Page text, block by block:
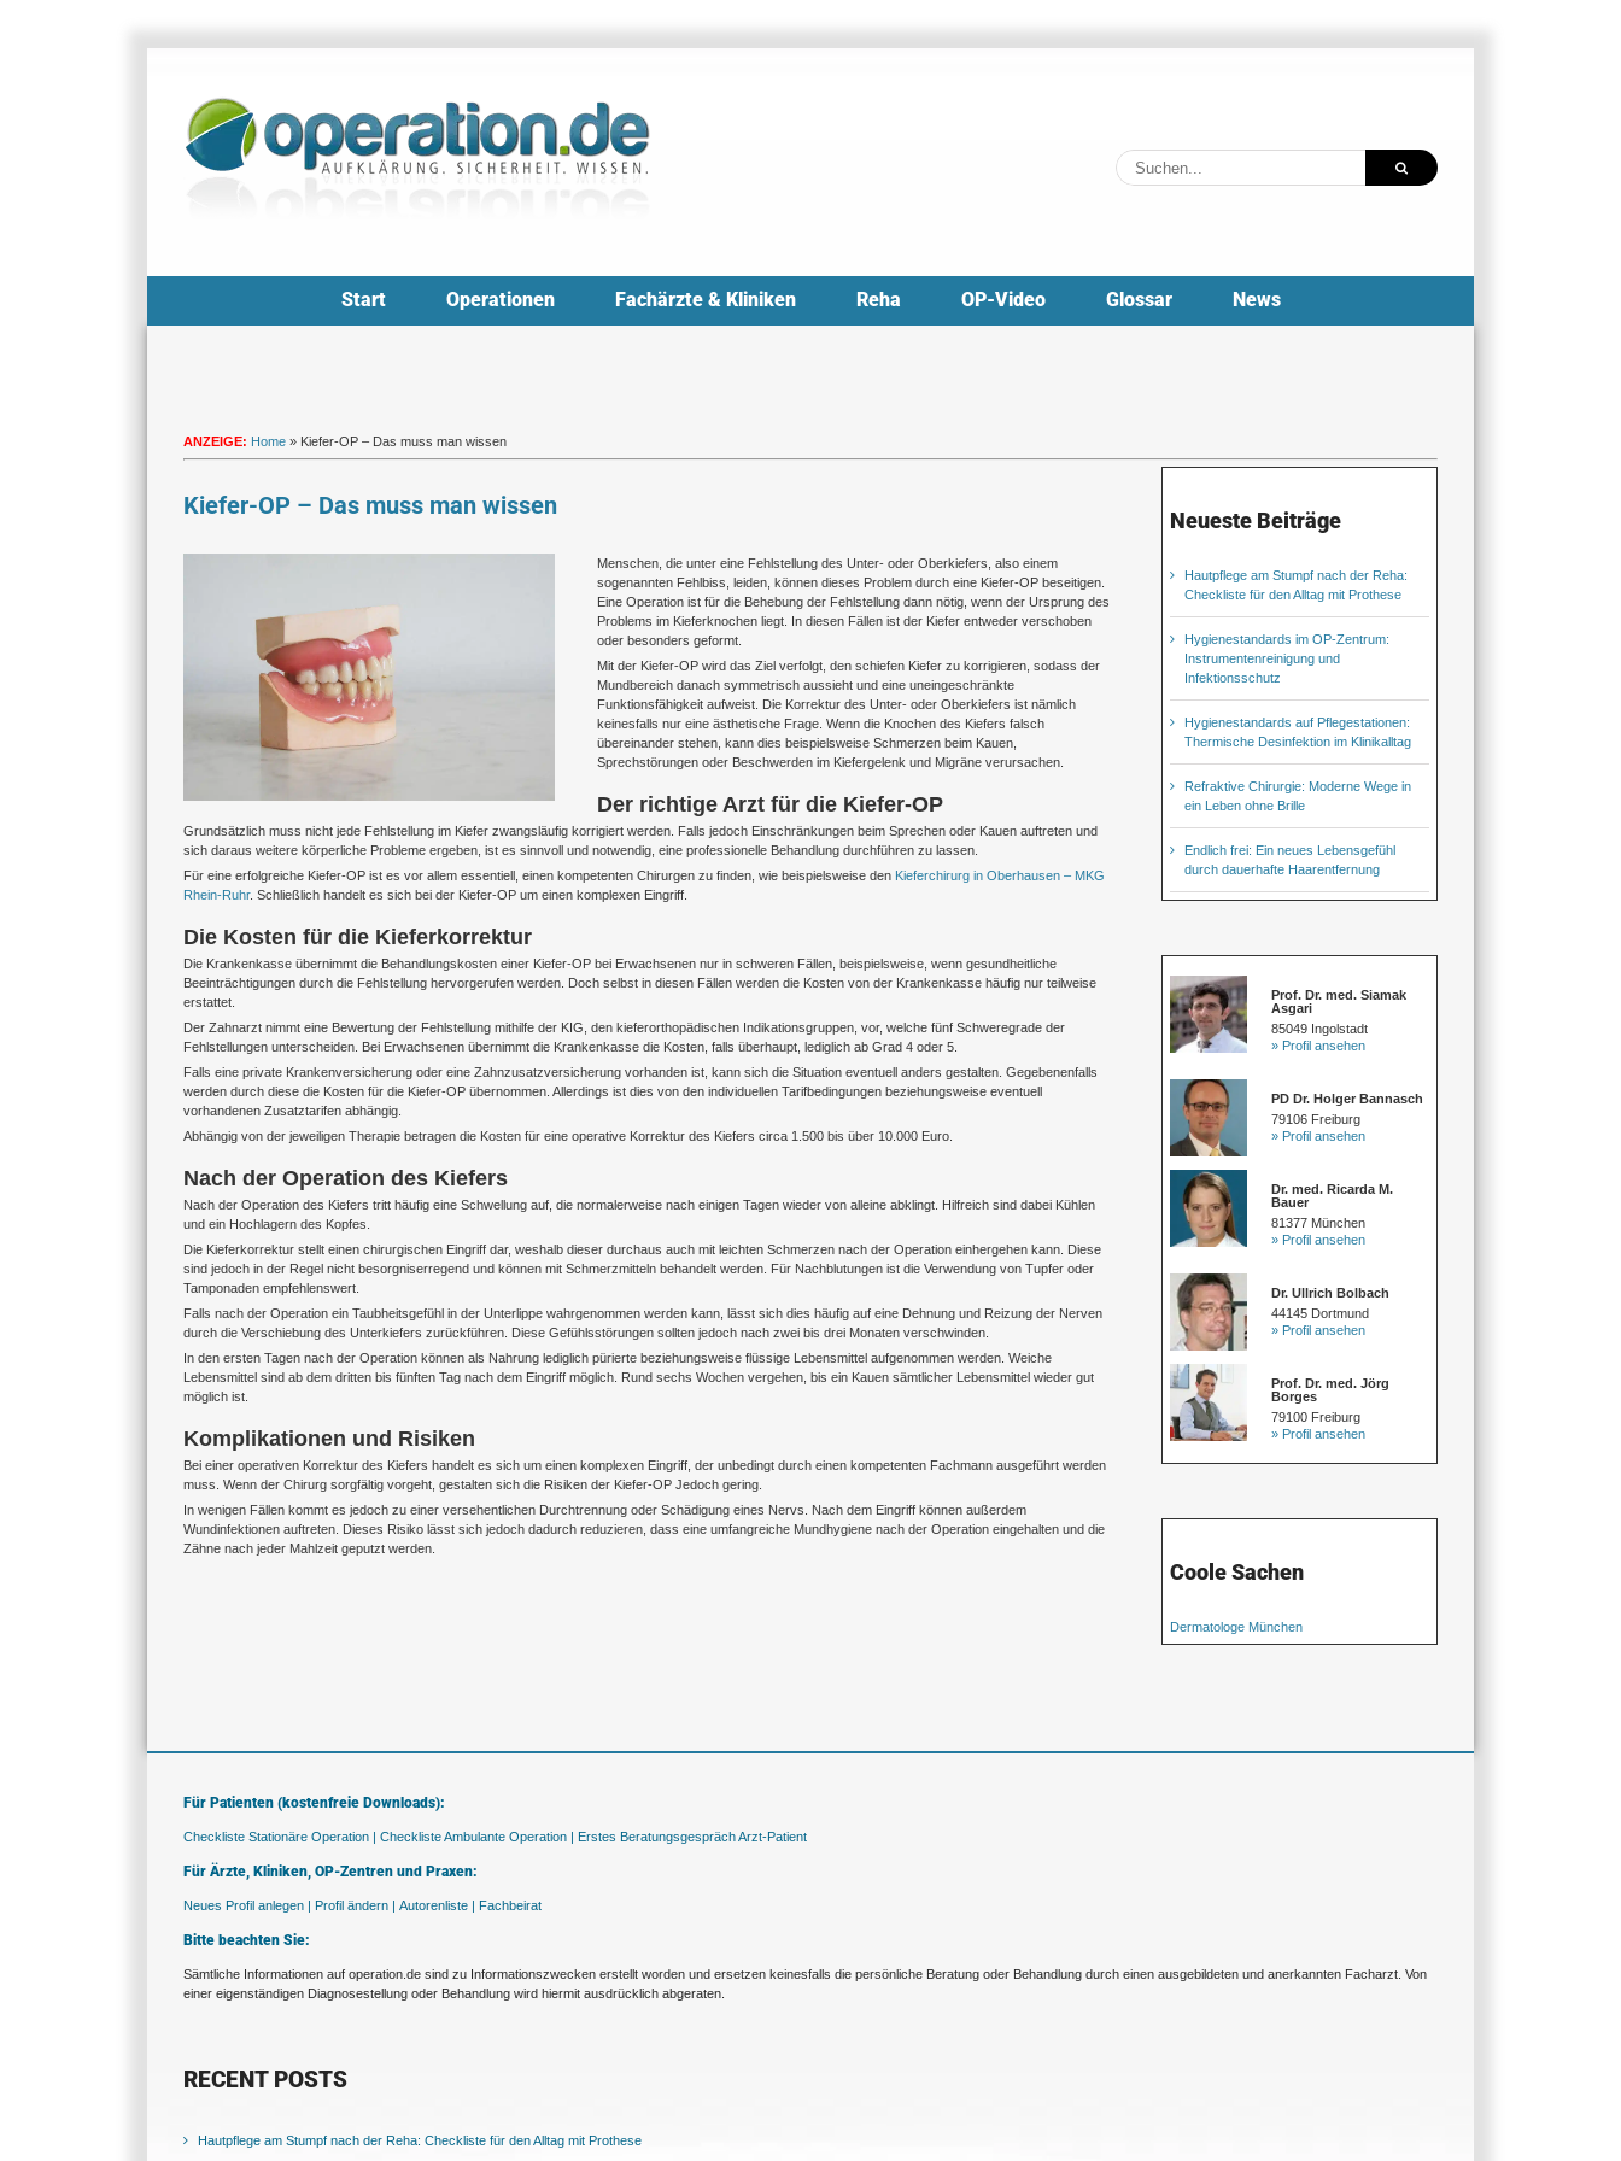
Suche
nach:
Start Operationen Fachärzte & Kliniken Reha OP-Video Glossar News
ANZEIGE: Home » Kiefer-OP – Das muss man wissen
Kiefer-OP – Das muss man wissen
Menschen, die unter eine Fehlstellung des Unter- oder Oberkiefers, also einem
sogenannten Fehlbiss, leiden, können dieses Problem durch eine Kiefer-OP beseitigen.
Eine Operation ist für die Behebung der Fehlstellung dann nötig, wenn der Ursprung des
Problems im Kieferknochen liegt. In diesen Fällen ist der Kiefer entweder verschoben
oder besonders geformt.
Mit der Kiefer-OP wird das Ziel verfolgt, den schiefen Kiefer zu korrigieren, sodass der
Mundbereich danach symmetrisch aussieht und eine uneingeschränkte
Funktionsfähigkeit aufweist. Die Korrektur des Unter- oder Oberkiefers ist nämlich
keinesfalls nur eine ästhetische Frage. Wenn die Knochen des Kiefers falsch
übereinander stehen, kann dies beispielsweise Schmerzen beim Kauen,
Sprechstörungen oder Beschwerden im Kiefergelenk und Migräne verursachen.
Der richtige Arzt für die Kiefer-OP
Grundsätzlich muss nicht jede Fehlstellung im Kiefer zwangsläufig korrigiert werden. Falls jedoch Einschränkungen beim Sprechen oder Kauen auftreten und
sich daraus weitere körperliche Probleme ergeben, ist es sinnvoll und notwendig, eine professionelle Behandlung durchführen zu lassen.
Für eine erfolgreiche Kiefer-OP ist es vor allem essentiell, einen kompetenten Chirurgen zu finden, wie beispielsweise den Kieferchirurg in Oberhausen – MKG
Rhein-Ruhr. Schließlich handelt es sich bei der Kiefer-OP um einen komplexen Eingriff.
Die Kosten für die Kieferkorrektur
Die Krankenkasse übernimmt die Behandlungskosten einer Kiefer-OP bei Erwachsenen nur in schweren Fällen, beispielsweise, wenn gesundheitliche
Beeinträchtigungen durch die Fehlstellung hervorgerufen werden. Doch selbst in diesen Fällen werden die Kosten von der Krankenkasse häufig nur teilweise
erstattet.
Der Zahnarzt nimmt eine Bewertung der Fehlstellung mithilfe der KIG, den kieferorthopädischen Indikationsgruppen, vor, welche fünf Schweregrade der
Fehlstellungen unterscheiden. Bei Erwachsenen übernimmt die Krankenkasse die Kosten, falls überhaupt, lediglich ab Grad 4 oder 5.
Falls eine private Krankenversicherung oder eine Zahnzusatzversicherung vorhanden ist, kann sich die Situation eventuell anders gestalten. Gegebenenfalls
werden durch diese die Kosten für die Kiefer-OP übernommen. Allerdings ist dies von den individuellen Tarifbedingungen beziehungsweise eventuell
vorhandenen Zusatztarifen abhängig.
Abhängig von der jeweiligen Therapie betragen die Kosten für eine operative Korrektur des Kiefers circa 1.500 bis über 10.000 Euro.
Nach der Operation des Kiefers
Nach der Operation des Kiefers tritt häufig eine Schwellung auf, die normalerweise nach einigen Tagen wieder von alleine abklingt. Hilfreich sind dabei Kühlen
und ein Hochlagern des Kopfes.
Die Kieferkorrektur stellt einen chirurgischen Eingriff dar, weshalb dieser durchaus auch mit leichten Schmerzen nach der Operation einhergehen kann. Diese
sind jedoch in der Regel nicht besorgniserregend und können mit Schmerzmitteln behandelt werden. Für Nachblutungen ist die Verwendung von Tupfer oder
Tamponaden empfehlenswert.
Falls nach der Operation ein Taubheitsgefühl in der Unterlippe wahrgenommen werden kann, lässt sich dies häufig auf eine Dehnung und Reizung der Nerven
durch die Verschiebung des Unterkiefers zurückführen. Diese Gefühlsstörungen sollten jedoch nach zwei bis drei Monaten verschwinden.
In den ersten Tagen nach der Operation können als Nahrung lediglich pürierte beziehungsweise flüssige Lebensmittel aufgenommen werden. Weiche
Lebensmittel sind ab dem dritten bis fünften Tag nach dem Eingriff möglich. Rund sechs Wochen vergehen, bis ein Kauen sämtlicher Lebensmittel wieder gut
möglich ist.
Komplikationen und Risiken
Bei einer operativen Korrektur des Kiefers handelt es sich um einen komplexen Eingriff, der unbedingt durch einen kompetenten Fachmann ausgeführt werden
muss. Wenn der Chirurg sorgfältig vorgeht, gestalten sich die Risiken der Kiefer-OP Jedoch gering.
In wenigen Fällen kommt es jedoch zu einer versehentlichen Durchtrennung oder Schädigung eines Nervs. Nach dem Eingriff können außerdem
Wundinfektionen auftreten. Dieses Risiko lässt sich jedoch dadurch reduzieren, dass eine umfangreiche Mundhygiene nach der Operation eingehalten und die
Zähne nach jeder Mahlzeit geputzt werden.
Neueste Beiträge
Hautpflege am Stumpf nach der Reha:
Checkliste für den Alltag mit Prothese
Hygienestandards im OP-Zentrum:
Instrumentenreinigung und
Infektionsschutz
Hygienestandards auf Pflegestationen:
Thermische Desinfektion im Klinikalltag
Refraktive Chirurgie: Moderne Wege in
ein Leben ohne Brille
Endlich frei: Ein neues Lebensgefühl
durch dauerhafte Haarentfernung
Prof. Dr. med. Siamak
Asgari
85049 Ingolstadt
» Profil ansehen
PD Dr. Holger Bannasch
79106 Freiburg
» Profil ansehen
Dr. med. Ricarda M.
Bauer
81377 München
» Profil ansehen
Dr. Ullrich Bolbach
44145 Dortmund
» Profil ansehen
Prof. Dr. med. Jörg
Borges
79100 Freiburg
» Profil ansehen
Coole Sachen
Dermatologe München
Für Patienten (kostenfreie Downloads):
Checkliste Stationäre Operation | Checkliste Ambulante Operation | Erstes Beratungsgespräch Arzt-Patient
Für Ärzte, Kliniken, OP-Zentren und Praxen:
Neues Profil anlegen | Profil ändern | Autorenliste | Fachbeirat
Bitte beachten Sie:
Sämtliche Informationen auf operation.de sind zu Informationszwecken erstellt worden und ersetzen keinesfalls die persönliche Beratung oder Behandlung durch einen ausgebildeten und anerkannten Facharzt. Von
einer eigenständigen Diagnosestellung oder Behandlung wird hiermit ausdrücklich abgeraten.
RECENT POSTS
Hautpflege am Stumpf nach der Reha: Checkliste für den Alltag mit Prothese